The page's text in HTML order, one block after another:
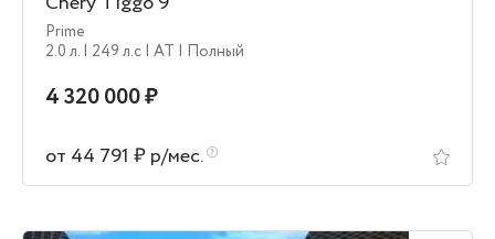
Prime
2.0 л. | 249 л.c | AT | Полный
4 320 000 ₽
от 44 791 ₽ р/мес.